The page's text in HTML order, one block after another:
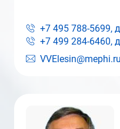
VVElesin@mephi.ru
+7 495 788-5699,
+7 499 284-6460,